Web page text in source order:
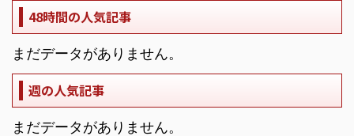
48時間の人気記事
まだデータがありません。
週の人気記事
まだデータがありません。